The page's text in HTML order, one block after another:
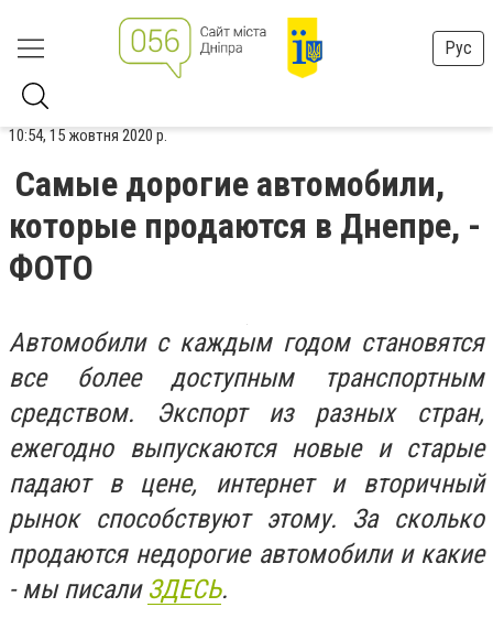
Рус
10:54, 15 жовтня 2020 р.
Самые дорогие автомобили,
которые продаются в Днепре, -
ФОТО
Автомобили с каждым годом становятся
все более доступным транспортным
средством. Экспорт из разных стран,
ежегодно выпускаются новые и старые
падают в цене, интернет и вторичный
рынок способствуют этому. За сколько
продаются недорогие автомобили и какие
- мы писали ЗДЕСЬ.